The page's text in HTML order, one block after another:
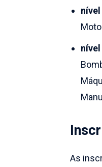
As